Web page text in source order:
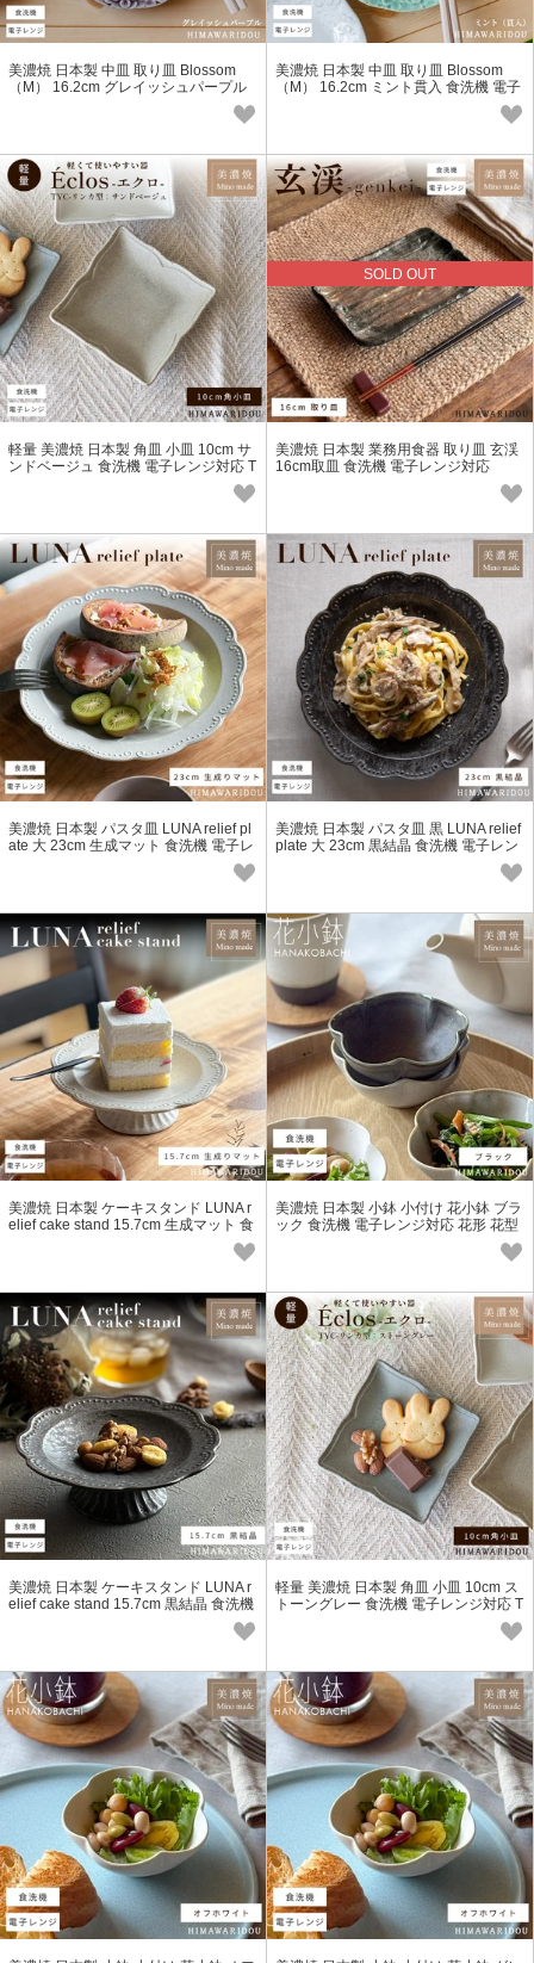
美濃焼 日本製 中皿 取り皿 Blossom
（M） 16.2cm グレイッシュパープル
美濃焼 日本製 中皿 取り皿 Blossom
（M） 16.2cm ミント貫入 食洗機 電子
軽量 美濃焼 日本製 角皿 小皿 10cm サ
ンドベージュ 食洗機 電子レンジ対応 T
SOLD OUT
美濃焼 日本製 業務用食器 取り皿 玄渓
16cm取皿 食洗機 電子レンジ対応
美濃焼 日本製 パスタ皿 LUNA relief pl
ate 大 23cm 生成マット 食洗機 電子レ
美濃焼 日本製 パスタ皿 黒 LUNA relief
plate 大 23cm 黒結晶 食洗機 電子レン
美濃焼 日本製 ケーキスタンド LUNA r
elief cake stand 15.7cm 生成マット 食
美濃焼 日本製 小鉢 小付け 花小鉢 ブラ
ック 食洗機 電子レンジ対応 花形 花型
美濃焼 日本製 ケーキスタンド LUNA r
elief cake stand 15.7cm 黒結晶 食洗機
軽量 美濃焼 日本製 角皿 小皿 10cm ス
トーングレー 食洗機 電子レンジ対応 T